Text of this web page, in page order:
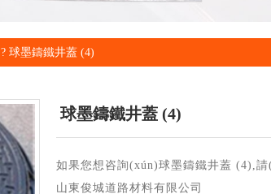
?球墨鑄鐵井蓋 (4)
球墨鑄鐵井蓋 (4)
如果您想咨詢(xún)球墨鑄鐵井蓋 (4),
山東俊城道路材料有限公司